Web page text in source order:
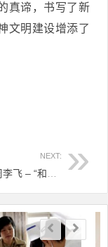
真谛，书写了新
文明建设增添了
NEXT: